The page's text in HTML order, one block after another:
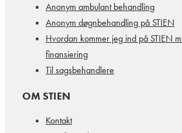
Anonym ambulant behandling
Anonym døgnbehandling på STIEN
Hvordan kommer jeg ind på STIEN
finansiering
Til sagsbehandlere
OM STIEN
Kontakt